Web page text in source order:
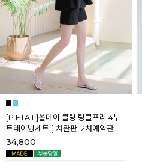
[P.ETAIL]올데이 쿨링 링클프리 4부
트레이닝세트 [1차완판! 2차예약판매]
[블랙L] 8월셋째주 순차배송
34,800